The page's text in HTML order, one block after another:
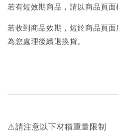
若有短效期商品，請以商品頁面
若收到商品效期，短於商品頁
為您處理後續退換貨。
⚠️請注意以下材積重量限制